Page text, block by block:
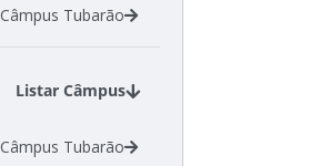
Câmpus Tubarão
Listar Câmpus
Câmpus Tubarão